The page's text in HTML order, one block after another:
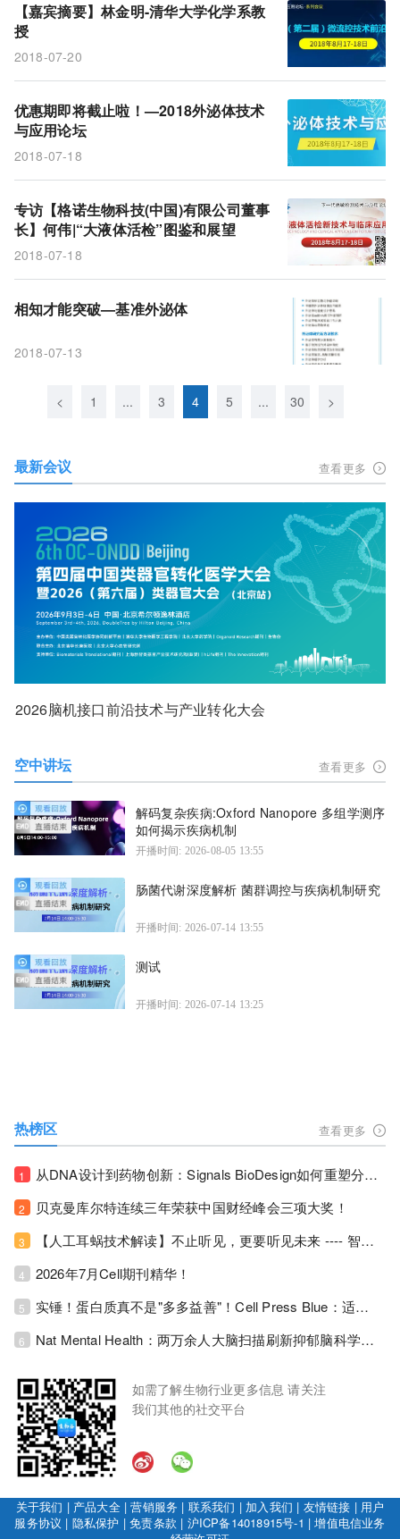
【嘉宾摘要】林金明-清华大学化学系教
授
2018-07-20
优惠期即将截止啦！—2018外泌体技术
与应用论坛
2018-07-18
专访【格诺生物科技(中国)有限公司董事
长】何伟|“大液体活检”图鉴和展望
2018-07-18
相知才能突破—基准外泌体
2018-07-13
< 1 ... 3 4 5 ... 30 >
最新会议 查看更多
2026脑机接口前沿技术与产业转化大会
空中讲坛 查看更多
解码复杂疾病:Oxford Nanopore 多组学测序
如何揭示疾病机制
开播时间: 2026-08-05 13:55
肠菌代谢深度解析 菌群调控与疾病机制研究
开播时间: 2026-07-14 13:55
测试
开播时间: 2026-07-14 13:25
热榜区 查看更多
1 从DNA设计到药物创新：Signals BioDesign如何重塑分子生物学研发生态！
2 贝克曼库尔特连续三年荣获中国财经峰会三项大奖！
3 【人工耳蜗技术解读】不止听见，更要听见未来 ---- 智能耳蜗，开启人工耳蜗技术新纪元！
4 2026年7月Cell期刊精华！
5 实锤！蛋白质真不是"多多益善"！Cell Press Blue：适度限蛋白，反而拉长健康寿命！
6 Nat Mental Health：两万余人大脑扫描刷新抑郁脑科学认知！抑郁不只是情绪病，视觉、运动脑区同步受损！
如需了解生物行业更多信息 请关注
我们其他的社交平台
关于我们 | 产品大全|营销服务 | 联系我们 | 加入我们 | 友情链接 | 用户
服务协议 | 隐私保护 |免责条款 | 沪ICP备14018915号-1 |增值电信业务